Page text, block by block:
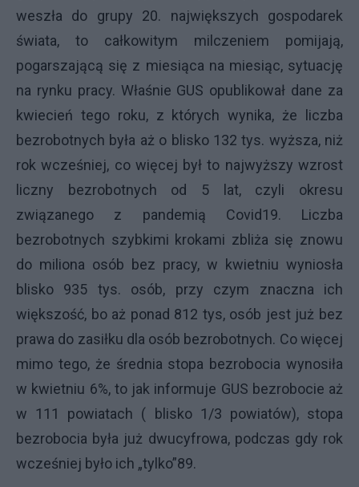
weszła do grupy 20. największych gospodarek
świata, to całkowitym milczeniem pomijają,
pogarszającą się z miesiąca na miesiąc, sytuację
na rynku pracy. Właśnie GUS opublikował dane za
kwiecień tego roku, z których wynika, że liczba
bezrobotnych była aż o blisko 132 tys. wyższa, niż
rok wcześniej, co więcej był to najwyższy wzrost
liczny bezrobotnych od 5 lat, czyli okresu
związanego z pandemią Covid19. Liczba
bezrobotnych szybkimi krokami zbliża się znowu
do miliona osób bez pracy, w kwietniu wyniosła
blisko 935 tys. osób, przy czym znaczna ich
większość, bo aż ponad 812 tys, osób jest już bez
prawa do zasiłku dla osób bezrobotnych. Co więcej
mimo tego, że średnia stopa bezrobocia wynosiła
w kwietniu 6%, to jak informuje GUS bezrobocie aż
w 111 powiatach ( blisko 1/3 powiatów), stopa
bezrobocia była już dwucyfrowa, podczas gdy rok
wcześniej było ich „tylko”89.